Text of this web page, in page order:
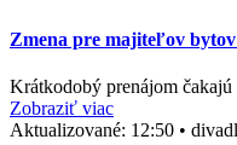
Zmena pre majiteľov
Krátkodobý prenájom
Zobraziť viac
Aktualizované: 12:50 •